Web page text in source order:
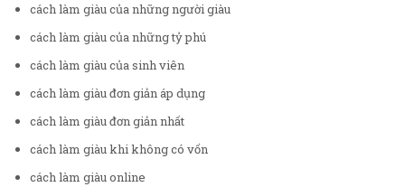
cách làm giàu của những người giàu
cách làm giàu của những tỷ phú
cách làm giàu của sinh viên
cách làm giàu đơn giản áp dụng
cách làm giàu đơn giản nhất
cách làm giàu khi không có vốn
cách làm giàu online